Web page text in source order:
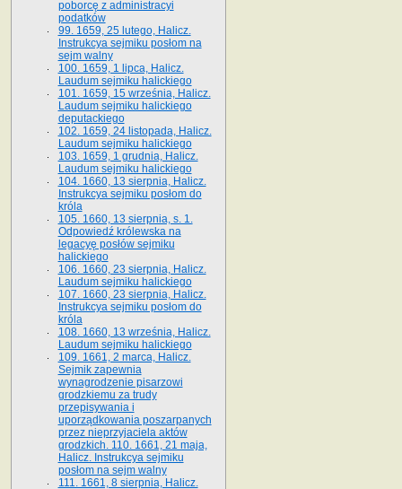
poborcę z administracyi
podatków
99. 1659, 25 lutego, Halicz.
Instrukcya sejmiku posłom na
sejm walny
100. 1659, 1 lipca, Halicz.
Laudum sejmiku halickiego
101. 1659, 15 września, Halicz.
Laudum sejmiku halickiego
deputackiego
102. 1659, 24 listopada, Halicz.
Laudum sejmiku halickiego
103. 1659, 1 grudnia, Halicz.
Laudum sejmiku halickiego
104. 1660, 13 sierpnia, Halicz.
Instrukcya sejmiku posłom do
króla
105. 1660, 13 sierpnia, s. 1.
Odpowiedź królewska na
legacyę posłów sejmiku
halickiego
106. 1660, 23 sierpnia, Halicz.
Laudum sejmiku halickiego
107. 1660, 23 sierpnia, Halicz.
Instrukcya sejmiku posłom do
króla
108. 1660, 13 września, Halicz.
Laudum sejmiku halickiego
109. 1661, 2 marca, Halicz.
Sejmik zapewnia
wynagrodzenie pisarzowi
grodzkiemu za trudy
przepisywania i
uporządkowania poszarpanych
przez nieprzyjaciela aktów
grodzkich. 110. 1661, 21 maja,
Halicz. Instrukcya sejmiku
posłom na sejm walny
111. 1661, 8 sierpnia, Halicz.